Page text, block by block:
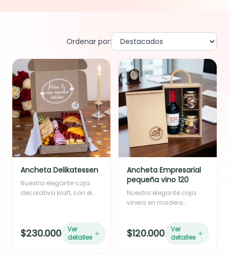
Ordenar por:
Ancheta Delikatessen
Nuestra elegante caja
decorativa kraft, con el
presentada para
sorprender desde el
$230.000
Ver
detalles
Ancheta Empresarial
pequeña vino 120
Nuestra elegante caja
vinera en madera
impecable. En su interior
encontrarás una botella
$120.000
Ver
detalles